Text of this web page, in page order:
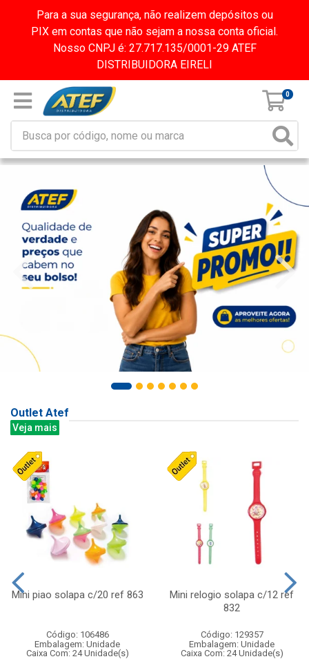
Para a sua segurança, não realizem depósitos ou
PIX em contas que não sejam a nossa conta oficial.
Nosso CNPJ é: 27.717.135/0001-29 ATEF
DISTRIBUIDORA EIRELI
0
Outlet Atef
Veja mais
Mini piao solapa c/20 ref 863
Código: 106486
Embalagem: Unidade
Caixa Com: 24 Unidade(s)
Mini relogio solapa c/12 ref
832
Código: 129357
Embalagem: Unidade
Caixa Com: 24 Unidade(s)